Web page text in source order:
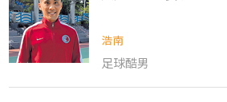
浩南
足球酷男